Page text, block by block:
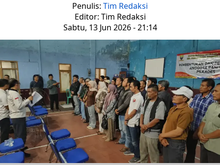
Penulis: Tim Redaksi
Editor: Tim Redaksi
Sabtu, 13 Jun 2026 - 21:14